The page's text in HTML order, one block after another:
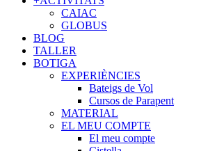
CAIAC
GLOBUS
BLOG
TALLER
BOTIGA
EXPERIÈNCIES
Bateigs de Vol
Cursos de Parapent
MATERIAL
EL MEU COMPTE
El meu compte